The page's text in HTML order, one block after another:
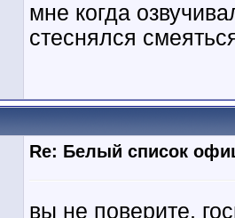
мне когда
стеснялся
Re: Белый список
вы не поверите,